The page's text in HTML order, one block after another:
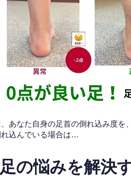
、あなた自身の足首の倒れ込み度を
込んでいる場合は…
足の悩みを解決